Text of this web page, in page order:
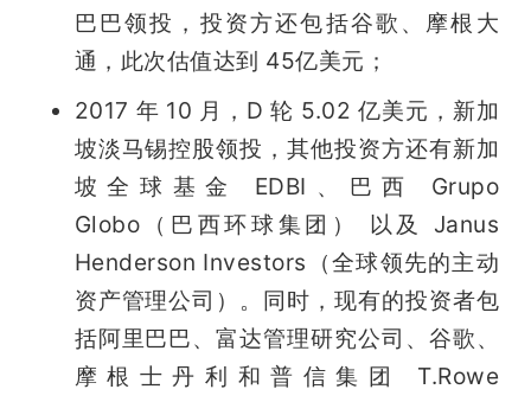
巴巴领投，投资方还包括谷歌、摩根大
通，此次估值达到 45亿美元；
2017 年 10 月，D 轮 5.02 亿美元，新加
坡淡马锡控股领投，其他投资方还有新加
坡全球基金 EDBI、巴西 Grupo
Globo（巴西环球集团） 以及 Janus
Henderson Investors（全球领先的主动
资产管理公司）。同时，现有的投资者包
括阿里巴巴、富达管理研究公司、谷歌、
摩根士丹利和普信集团 T.Rowe